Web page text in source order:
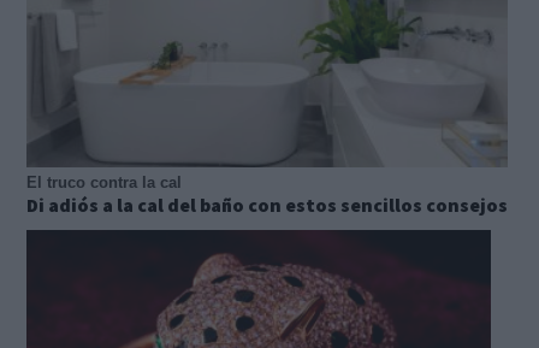
El truco contra la cal
Di adiós a la cal del baño con estos sencillos consejos